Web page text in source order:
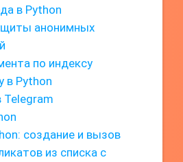
в Python
анонимных
по индексу
в Python
Telegram
создание и вызов
из списка с